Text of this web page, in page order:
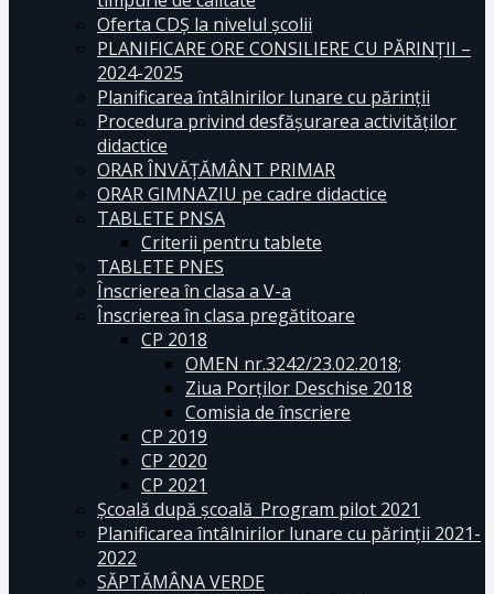
Oferta CDŞ la nivelul şcolii
PLANIFICARE ORE CONSILIERE CU PĂRINȚII –
2024-2025
Planificarea întâlnirilor lunare cu părinții
Procedura privind desfășurarea activităților
didactice
ORAR ÎNVĂȚĂMÂNT PRIMAR
ORAR GIMNAZIU pe cadre didactice
TABLETE PNSA
Criterii pentru tablete
TABLETE PNES
Înscrierea în clasa a V-a
Înscrierea în clasa pregătitoare
CP 2018
OMEN nr.3242/23.02.2018;
Ziua Porților Deschise 2018
Comisia de înscriere
CP 2019
CP 2020
CP 2021
Școală după școală_Program pilot 2021
Planificarea întâlnirilor lunare cu părinții 2021-
2022
SĂPTĂMÂNA VERDE